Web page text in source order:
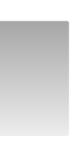
catch. Guests love
and convenient